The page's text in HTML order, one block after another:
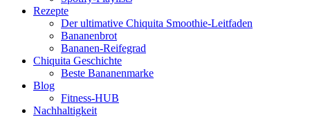
Rezepte
Der ultimative Chiquita Smoothie-Leitfaden
Bananenbrot
Bananen-Reifegrad
Chiquita Geschichte
Beste Bananenmarke
Blog
Fitness-HUB
Nachhaltigkeit